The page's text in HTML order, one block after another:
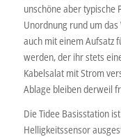
unschöne aber typische
Unordnung rund um
auch mit einem Aufsatz
werden, der ihr stets
Kabelsalat mit Strom
Ablage bleiben derweil
Die Tidee Basisstation
Helligkeitssensor